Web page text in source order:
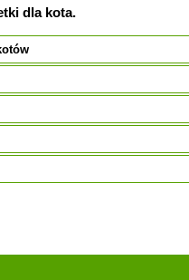
dla kota.